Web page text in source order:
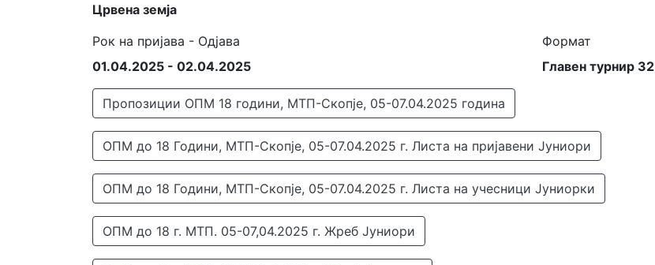
Црвена земја
Рок на пријава - Одјава
01.04.2025 - 02.04.2025
Формат
Главен турнир 32
Пропозиции ОПМ 18 години, МТП-Скопје, 05-07.04.2025 година
ОПМ до 18 Години, МТП-Скопје, 05-07.04.2025 г. Листа на пријавени Јуниори
ОПМ до 18 Години, МТП-Скопје, 05-07.04.2025 г. Листа на учесници Јуниорки
ОПМ до 18 г. МТП. 05-07,04.2025 г. Жреб Јуниори